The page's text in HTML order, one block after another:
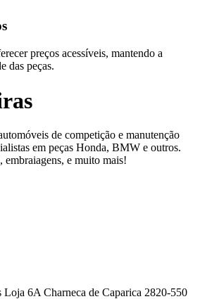
preços acessíveis, mantendo a
das peças.
de competição e manutenção
em peças Honda, BMW e outros.
embraiagens, e muito mais!
Loja 6A Charneca de Caparica 2820-550